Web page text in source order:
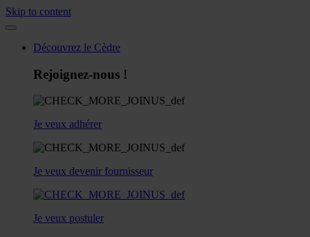
Skip to content
Découvrez le Cèdre
Rejoignez-nous !
Je veux adhérer
Je veux devenir fournisseur
Je veux postuler